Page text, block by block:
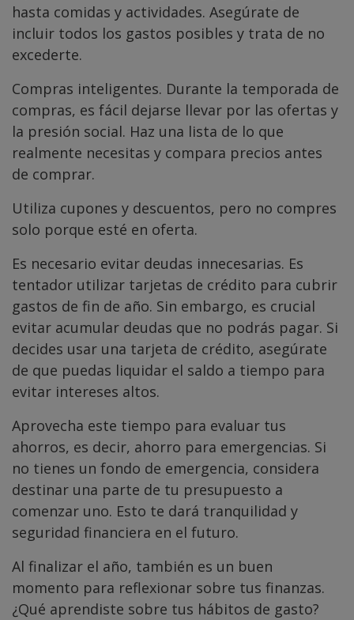
hasta comidas y actividades. Asegúrate de
incluir todos los gastos posibles y trata de no
excederte.
Compras inteligentes. Durante la temporada de
compras, es fácil dejarse llevar por las ofertas y
la presión social. Haz una lista de lo que
realmente necesitas y compara precios antes
de comprar.
Utiliza cupones y descuentos, pero no compres
solo porque esté en oferta.
Es necesario evitar deudas innecesarias. Es
tentador utilizar tarjetas de crédito para cubrir
gastos de fin de año. Sin embargo, es crucial
evitar acumular deudas que no podrás pagar. Si
decides usar una tarjeta de crédito, asegúrate
de que puedas liquidar el saldo a tiempo para
evitar intereses altos.
Aprovecha este tiempo para evaluar tus
ahorros, es decir, ahorro para emergencias. Si
no tienes un fondo de emergencia, considera
destinar una parte de tu presupuesto a
comenzar uno. Esto te dará tranquilidad y
seguridad financiera en el futuro.
Al finalizar el año, también es un buen
momento para reflexionar sobre tus finanzas.
¿Qué aprendiste sobre tus hábitos de gasto?